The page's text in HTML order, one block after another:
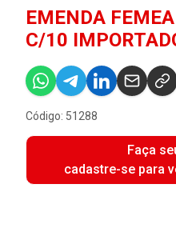
EMENDA
C/10
Código: 51288
Faça
cadastre-se para